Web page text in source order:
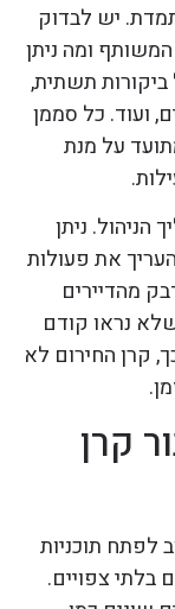
יש לבדוק
ומה ניתן
תשתית,
ועוד. כל סממן
על מנת
ניתן
את פעולות
מהדיירים
נראו קודם
קרן החירום לא
קרן
תוכניות
בלתי צפויים.